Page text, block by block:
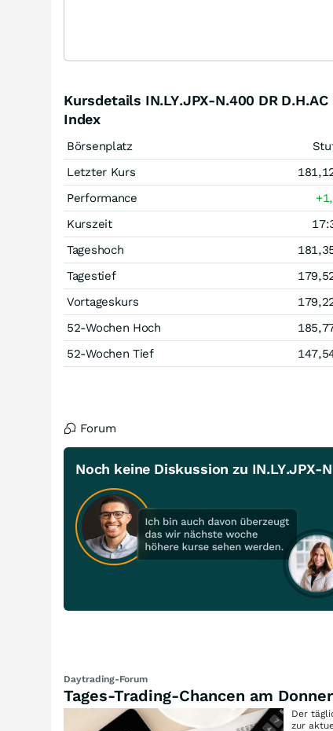
Kursdetails IN.LY.JPX-N.400 DR D.H.AC
Index
Börsenplatz
Letzter Kurs
Performance
Kurszeit
Tageshoch
Tagestief
Vortageskurs
52-Wochen Hoch
52-Wochen Tief
Forum
Noch keine Diskussion zu IN.LY.JPX-
Daytrading-Forum
Tages-Trading-Chancen am
Der
zur